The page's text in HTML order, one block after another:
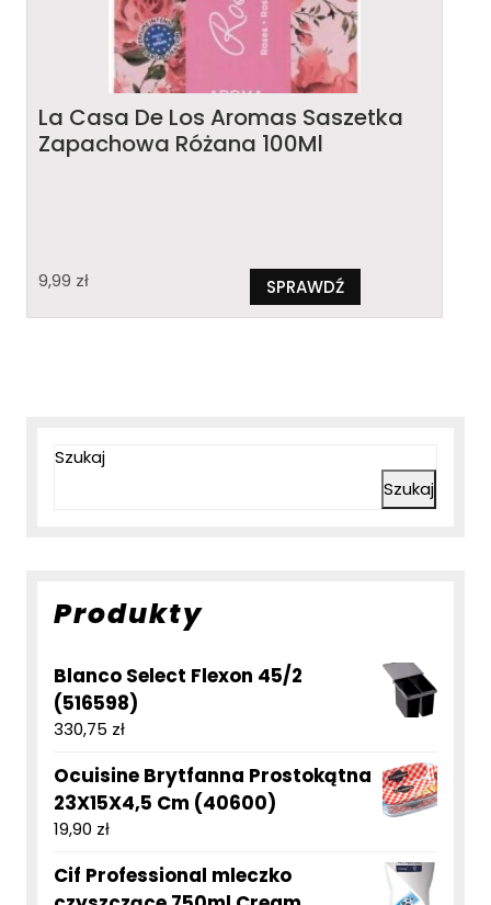
La Casa De Los Aromas Saszetka
Zapachowa Różana 100Ml
9,99 zł SPRAWDŹ
Szukaj
Szukaj
Produkty
Blanco Select Flexon 45/2
(516598)
330,75 zł
Ocuisine Brytfanna Prostokątna
23X15X4,5 Cm (40600)
19,90 zł
Cif Professional mleczko